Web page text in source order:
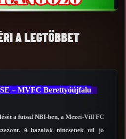
A LEGTÖBBET
– MVFC Berettyóújfalu
a futsal NBI-ben, a Mezei-Vill FC
A hazaiak nincsenek túl jó